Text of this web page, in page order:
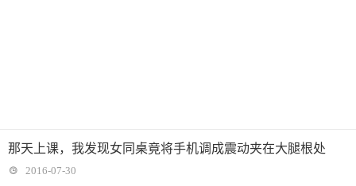
那天上课，我发现女同桌竟将手机调成震动夹在大腿根处
2016-07-30